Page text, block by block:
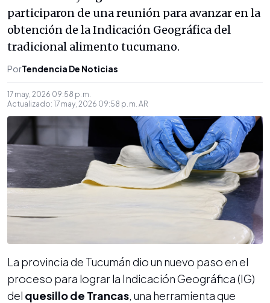
participaron de una reunión para avanzar en la
obtención de la Indicación Geográfica del
tradicional alimento tucumano.
PorTendencia De Noticias
17 may, 2026 09:58 p. m.
Actualizado: 17 may, 2026 09:58 p. m. AR
La provincia de Tucumán dio un nuevo paso en el
proceso para lograr la Indicación Geográfica (IG)
del quesillo de Trancas, una herramienta que